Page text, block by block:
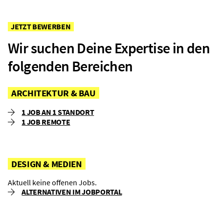
JETZT BEWERBEN
Wir suchen Deine Expertise in den
folgenden Bereichen
ARCHITEKTUR & BAU
1 JOB AN 1 STANDORT
1 JOB REMOTE
DESIGN & MEDIEN
Aktuell keine offenen Jobs.
ALTERNATIVEN IM JOBPORTAL